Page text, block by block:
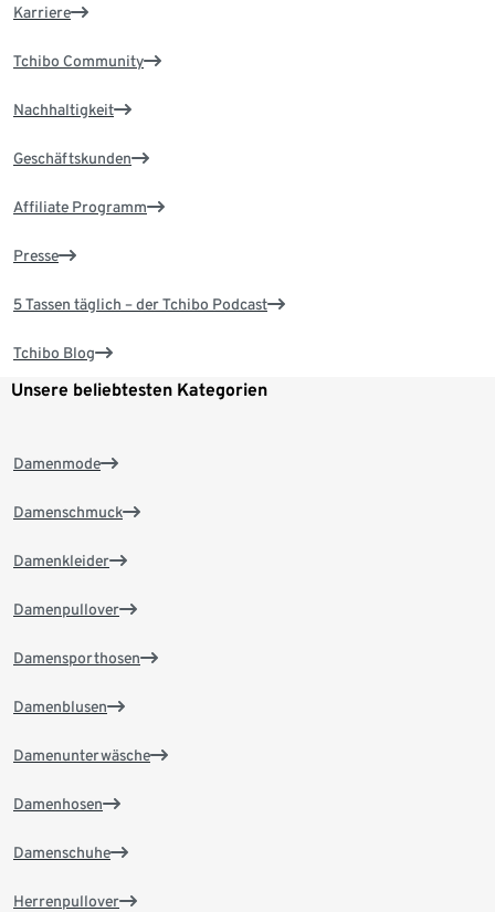
Karriere
Tchibo Community
Nachhaltigkeit
Geschäftskunden
Affiliate Programm
Presse
5 Tassen täglich – der Tchibo Podcast
Tchibo Blog
Unsere beliebtesten Kategorien
Damenmode
Damenschmuck
Damenkleider
Damenpullover
Damensporthosen
Damenblusen
Damenunterwäsche
Damenhosen
Damenschuhe
Herrenpullover